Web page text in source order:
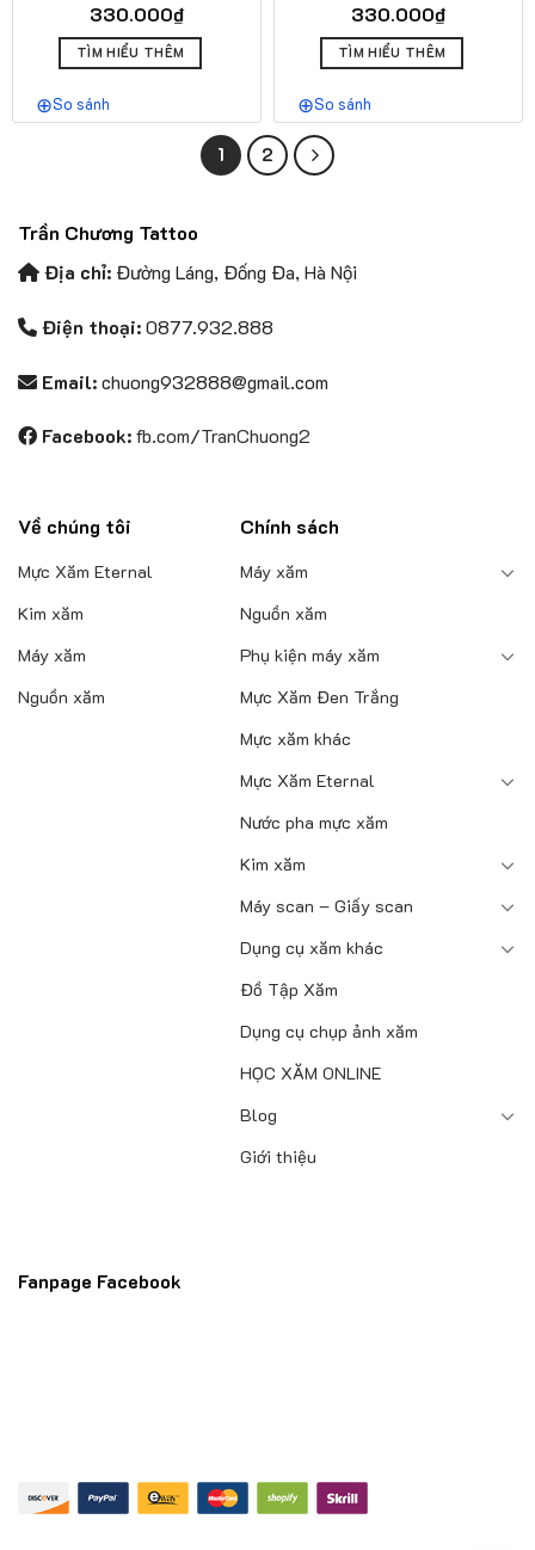
Được xếp
hạng5.00
330.000₫
TÌM HIỂU THÊM
So sánh
Được xếp
hạng5.00
330.000₫
TÌM HIỂU THÊM
So sánh
1 2
Trần Chương Tattoo
Địa chỉ: Đường Láng, Đống Đa, Hà Nội
Điện thoại:0877.932.888
Email:chuong932888@gmail.com
Facebook:fb.com/TranChuong2
Về chúng tôi
Mực Xăm Eternal
Kim xăm
Máy xăm
Nguồn xăm
Chính sách
Máy xăm
Nguồn xăm
Phụ kiện máy xăm
Mực Xăm Đen Trắng
Mực xăm khác
Mực Xăm Eternal
Nước pha mực xăm
Kim xăm
Máy scan – Giấy scan
Dụng cụ xăm khác
Đồ Tập Xăm
Dụng cụ chụp ảnh xăm
HỌC XĂM ONLINE
Blog
Giới thiệu
Fanpage Facebook